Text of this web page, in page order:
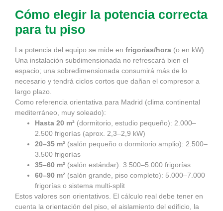
Cómo elegir la potencia correcta
para tu piso
La potencia del equipo se mide en frigorías/hora (o en kW).
Una instalación subdimensionada no refrescará bien el
espacio; una sobredimensionada consumirá más de lo
necesario y tendrá ciclos cortos que dañan el compresor a
largo plazo.
Como referencia orientativa para Madrid (clima continental
mediterráneo, muy soleado):
Hasta 20 m² (dormitorio, estudio pequeño): 2.000–
2.500 frigorías (aprox. 2,3–2,9 kW)
20–35 m² (salón pequeño o dormitorio amplio): 2.500–
3.500 frigorías
35–60 m² (salón estándar): 3.500–5.000 frigorías
60–90 m² (salón grande, piso completo): 5.000–7.000
frigorías o sistema multi-split
Estos valores son orientativos. El cálculo real debe tener en
cuenta la orientación del piso, el aislamiento del edificio, la